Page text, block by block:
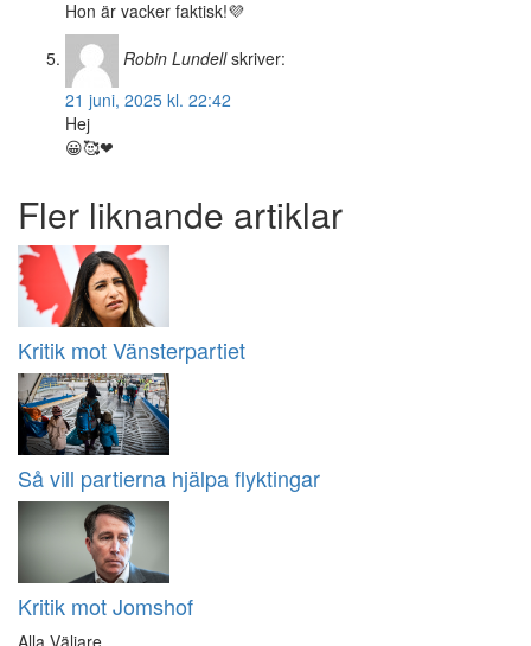
Hon är vacker faktisk!💜
Robin Lundell skriver:
21 juni, 2025 kl. 22:42
Hej
😀🥰❤
Fler liknande artiklar
Kritik mot Vänsterpartiet
Så vill partierna hjälpa flyktingar
Kritik mot Jomshof
Alla Väljare